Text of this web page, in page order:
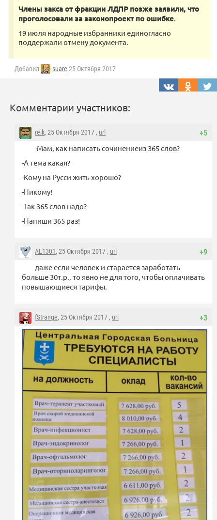
Члены закса от фракции ЛДПР позже заявили, что
проголосовали за законопроект по ошибке.
19 июля народные избранники единогласно
поддержали отмену документа.
Добавил suare 25 Октября 2017
Комментарии участников:
+5
reik, 25 Октября 2017 , url
-Мам, как написать сочинениеиз 365 слов?
-А тема какая?
-Кому на Русси жить хорошо?
-Никому!
-Так 365 слов надо?
-Напиши 365 раз!
+9
AL1301, 25 Октября 2017 , url
даже если человек и старается заработать
больше 30т.р., то явно не для того, чтобы оплачивать
повышающиеся тарифы.
+3
fStrange, 25 Октября 2017 , url